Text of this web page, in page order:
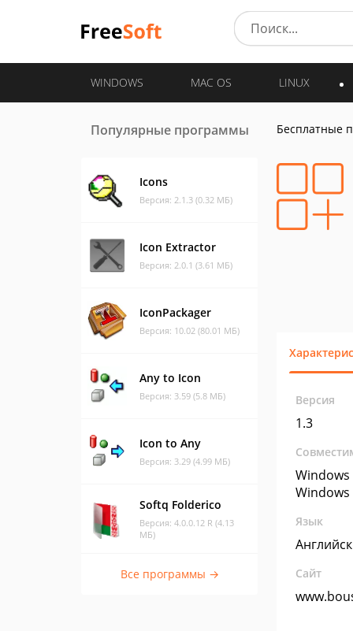
WINDOWS MAC OS LINUX
Популярные программы
Icons
Версия: 2.1.3 (0.32 МБ)
Icon Extractor
Версия: 2.0.1 (3.61 МБ)
IconPackager
Версия: 10.02 (80.01 МБ)
Any to Icon
Версия: 3.59 (5.8 МБ)
Icon to Any
Версия: 3.29 (4.99 МБ)
Softq Folderico
Версия: 4.0.0.12 R (4.13
МБ)
Все программы →
Бесплатные
Версия
1.3
Windows
Windows
Язык
Сайт